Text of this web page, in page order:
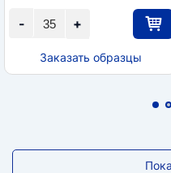
+
-
Заказать образцы